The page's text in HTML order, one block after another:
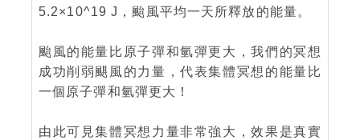
5.2×10^19 J，颱風平均一天所釋放的能量。
颱風的能量比原子彈和氫彈更大，我們的冥想
成功削弱颶風的力量，代表集體冥想的能量比
一個原子彈和氫彈更大！
由此可見集體冥想力量非常強大，效果是真實